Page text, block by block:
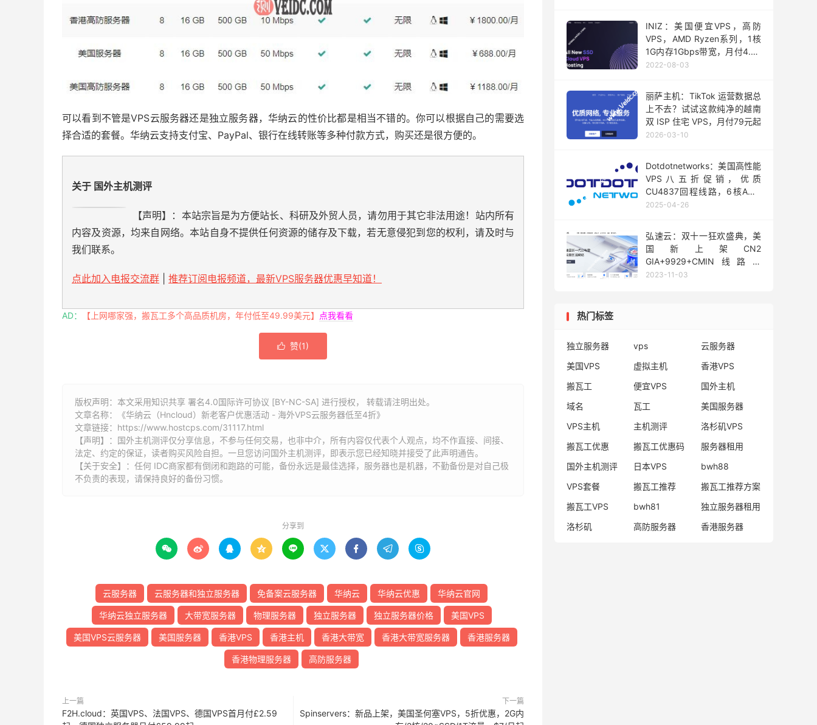
可以看到不管是VPS云服务器还是独立服务器，华纳云的性价比都是相当不错的。你可以根据自己的需要选
择合适的套餐。华纳云支持支付宝、PayPal、银行在线转账等多种付款方式，购买还是很方便的。
关于 国外主机测评
【声明】：本站宗旨是为方便站长、科研及外贸人员，请勿用于其它非法用途！站内所有
内容及资源，均来自网络。本站自身不提供任何资源的储存及下载，若无意侵犯到您的权利，请及时与
我们联系。
点此加入电报交流群 推荐订阅电报频道，最新VPS服务器优惠早知道！
AD： 【上网哪家强，搬瓦工多个高品质机房，年付低至49.99美元】 点我看看
 赞(1)
版权声明：本文采用知识共享 署名4.0国际许可协议 [BY-NC-SA] 进行授权， 转载请注明出处。
文章名称：《华纳云（Hncloud）新老客户优惠活动 - 海外VPS云服务器低至4折》
文章链接： https://www.hostcps.com/31117.html
【声明】：国外主机测评仅分享信息，不参与任何交易，也非中介，所有内容仅代表个人观点，均不作直接、间接、
法定、约定的保证，读者购买风险自担。一旦您访问国外主机测评，即表示您已经知晓并接受了此声明通告。
【关于安全】：任何 IDC商家都有倒闭和跑路的可能，备份永远是最佳选择，服务器也是机器，不勤备份是对自己极
不负责的表现，请保持良好的备份习惯。
分享到
        
云服务器 云服务器和独立服务器 免备案云服务器 华纳云 华纳云优惠 华纳云官网
华纳云独立服务器 大带宽服务器 物理服务器 独立服务器 独立服务器价格 美国VPS
美国VPS云服务器 美国服务器 香港VPS 香港主机 香港大带宽 香港大带宽服务器 香港服务器
香港物理服务器 高防服务器
上一篇
F2H.cloud：英国VPS、法国VPS、德国VPS首月付£2.59
下一篇
Spinservers：新品上架，美国圣何塞VPS，5折优惠，2G内
INIZ：美国便宜VPS，高防
VPS，AMD Ryzen系列，1核
1G内存1Gbps带宽，月付4.25
美元起
2022-08-03
丽萨主机：TikTok 运营数据总
上不去？试试这款纯净的越南
双 ISP 住宅 VPS，月付79元起
2026-03-10
Dotdotnetworks：美国高性能
VPS八五折促销，优质
CU4837回程线路，6核AMD
EPYC/4GB/30GB
$8.4起
2025-04-26
弘速云：双十一狂欢盛典，美
国新上架CN2
GIA+9929+CMIN线路，
500M大带宽可选，香港云服
2023-11-03
热门标签
独立服务器 vps
云服务器
美国VPS
虚拟主机
香港VPS
搬瓦工
便宜VPS
国外主机
域名
瓦工
美国服务器
VPS主机
主机测评
洛杉矶VPS
搬瓦工优惠
搬瓦工优惠码
服务器租用
国外主机测评
日本VPS
bwh88
VPS套餐
搬瓦工推荐
搬瓦工推荐方案
搬瓦工VPS
bwh81
独立服务器租用
洛杉矶
高防服务器 香港服务器